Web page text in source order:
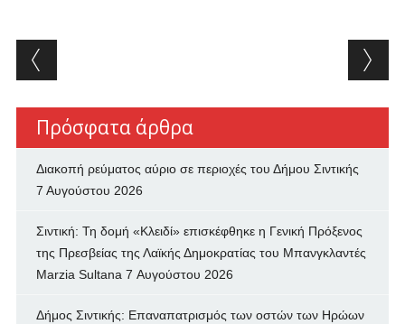
Post navigation
Πρόσφατα άρθρα
Διακοπή ρεύματος αύριο σε περιοχές του Δήμου Σιντικής
7 Αυγούστου 2026
Σιντική: Τη δομή «Κλειδί» επισκέφθηκε η Γενική Πρόξενος
της Πρεσβείας της Λαϊκής Δημοκρατίας του Μπανγκλαντές
Marzia Sultana 7 Αυγούστου 2026
Δήμος Σιντικής: Επαναπατρισμός των oστών των Ηρώων